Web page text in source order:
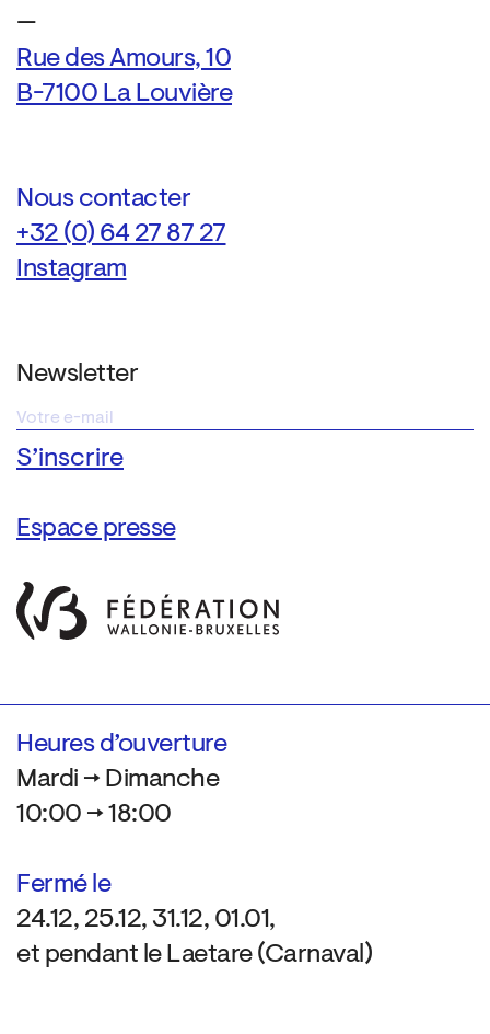
—
Rue des Amours, 10
B-7100 La Louvière
Nous contacter
+32 (0) 64 27 87 27
Instagram
Newsletter
Espace presse
Heures d’ouverture
Mardi → Dimanche
10:00 → 18:00
Fermé le
24.12, 25.12, 31.12, 01.01,
et pendant le Laetare (Carnaval)